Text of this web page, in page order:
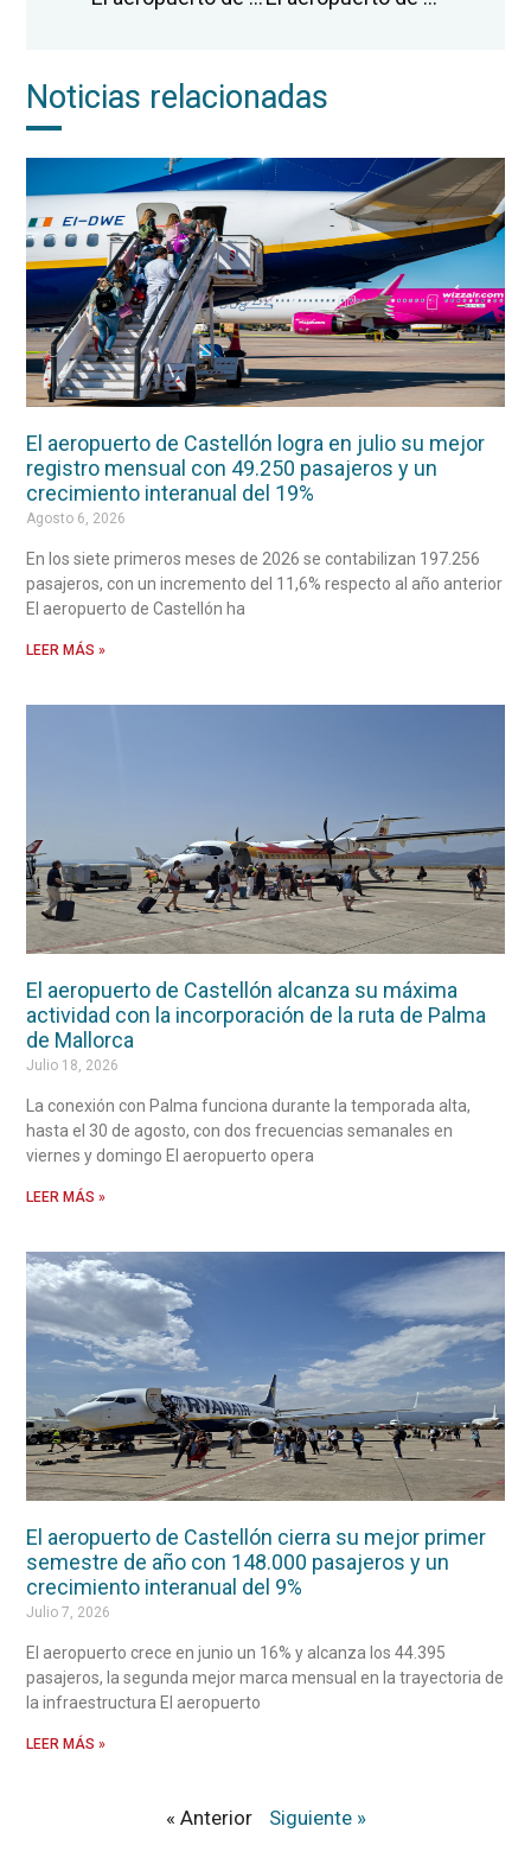
Noticias relacionadas
El aeropuerto de Castellón logra en julio su mejor
registro mensual con 49.250 pasajeros y un
crecimiento interanual del 19%
Agosto 6, 2026
En los siete primeros meses de 2026 se contabilizan 197.256
pasajeros, con un incremento del 11,6% respecto al año anterior
El aeropuerto de Castellón ha
LEER MÁS »
El aeropuerto de Castellón alcanza su máxima
actividad con la incorporación de la ruta de Palma
de Mallorca
Julio 18, 2026
La conexión con Palma funciona durante la temporada alta,
hasta el 30 de agosto, con dos frecuencias semanales en
viernes y domingo El aeropuerto opera
LEER MÁS »
El aeropuerto de Castellón cierra su mejor primer
semestre de año con 148.000 pasajeros y un
crecimiento interanual del 9%
Julio 7, 2026
El aeropuerto crece en junio un 16% y alcanza los 44.395
pasajeros, la segunda mejor marca mensual en la trayectoria de
la infraestructura El aeropuerto
LEER MÁS »
« Anterior Siguiente »